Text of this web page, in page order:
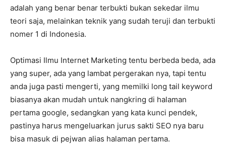
adalah yang benar benar terbukti bukan sekedar ilmu
teori saja, melainkan teknik yang sudah teruji dan terbukti
nomer 1 di Indonesia.
Optimasi Ilmu Internet Marketing tentu berbeda beda, ada
yang super, ada yang lambat pergerakan nya, tapi tentu
anda juga pasti mengerti, yang memilki long tail keyword
biasanya akan mudah untuk nangkring di halaman
pertama google, sedangkan yang kata kunci pendek,
pastinya harus mengeluarkan jurus sakti SEO nya baru
bisa masuk di pejwan alias halaman pertama.